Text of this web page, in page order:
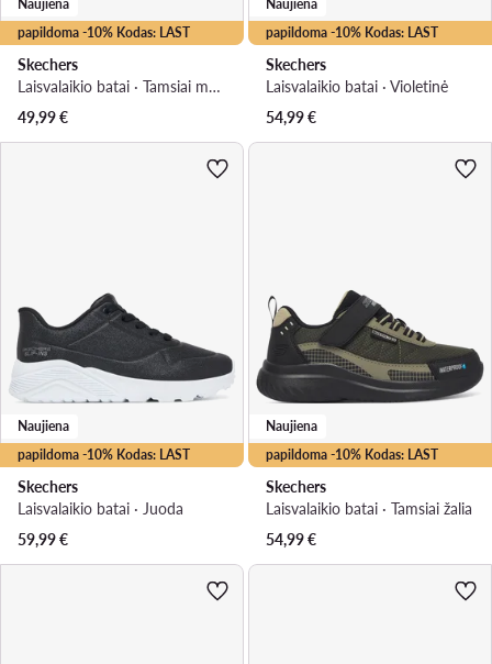
papildoma -10% Kodas: LAST
Naujiena
Skechers
Laisvalaikio batai · Tamsiai mėlyna
49,99€
papildoma -10% Kodas: LAST
Naujiena
Skechers
Laisvalaikio batai · Violetinė
54,99€
papildoma -10% Kodas: LAST
Naujiena
Skechers
Laisvalaikio batai · Juoda
59,99€
papildoma -10% Kodas: LAST
Naujiena
Skechers
Laisvalaikio batai · Tamsiai žalia
54,99€